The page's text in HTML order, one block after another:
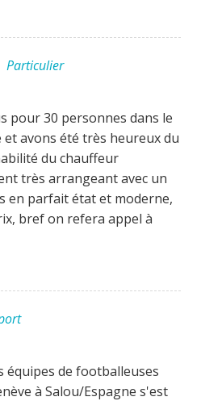
Particulier
pour 30 personnes dans le
avons été très heureux du
du chauffeur
très arrangeant avec un
en parfait état et moderne,
bref on refera appel à
équipes de footballeuses
à Salou/Espagne s'est